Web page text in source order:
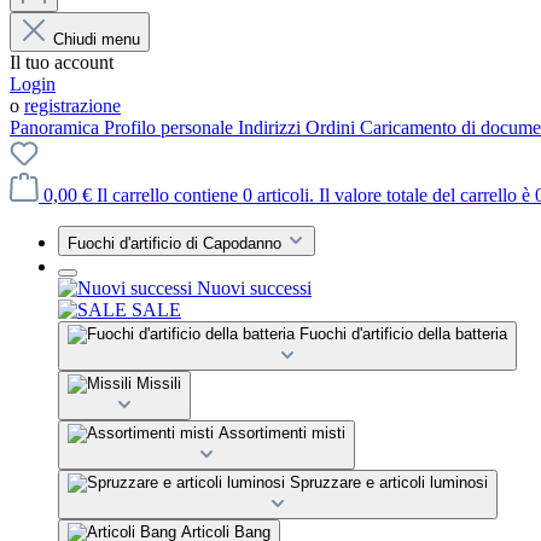
Chiudi menu
Il tuo account
Login
o registrazione
Panoramica Profilo personale Indirizzi Ordini Caricamento di
0,00 € Il carrello contiene 0 articoli. Il valore totale del carrello è
Fuochi d'artificio di Capodanno
Nuovi successi
SALE
Fuochi d'artificio della batteria
Missili
Assortimenti misti
Spruzzare e articoli luminosi
Articoli Bang